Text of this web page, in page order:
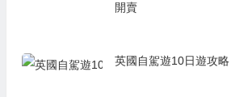
開賣
英國自駕遊10日遊攻略